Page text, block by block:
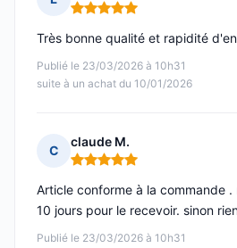
Note : 5 sur 5
Publié le 23/03/2026 à 10h31
suite à un achat du 10/01/2026
Très bonne qualité et rapidité
C
claude M.
Note : 5 sur 5
Publié le 23/03/2026 à 10h31
Article conforme à la commande
10 jours pour le recevoir. sinon